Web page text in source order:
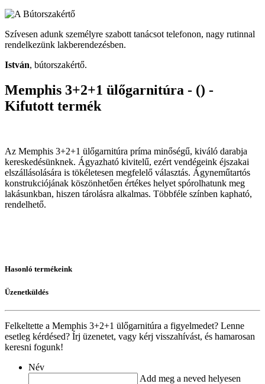
Szívesen adunk személyre szabott tanácsot telefonon, nagy rutinnal
rendelkezünk lakberendezésben.
István, bútorszakértő.
Memphis 3+2+1 ülőgarnitúra - () -
Kifutott termék
Az Memphis 3+2+1 ülőgarnitúra príma minőségű, kiváló darabja
kereskedésünknek. Ágyazható kivitelű, ezért vendégeink éjszakai
elszállásolására is tökéletesen megfelelő választás. Ágyneműtartós
konstrukciójának köszönhetően értékes helyet spórolhatunk meg
lakásunkban, hiszen tárolásra alkalmas. Többféle színben kapható,
rendelhető.
Hasonló termékeink
Üzenetküldés
Felkeltette a Memphis 3+2+1 ülőgarnitúra a figyelmedet? Lenne
esetleg kérdésed? Írj üzenetet, vagy kérj visszahívást, és hamarosan
keresni fogunk!
Név
Add meg a neved helyesen